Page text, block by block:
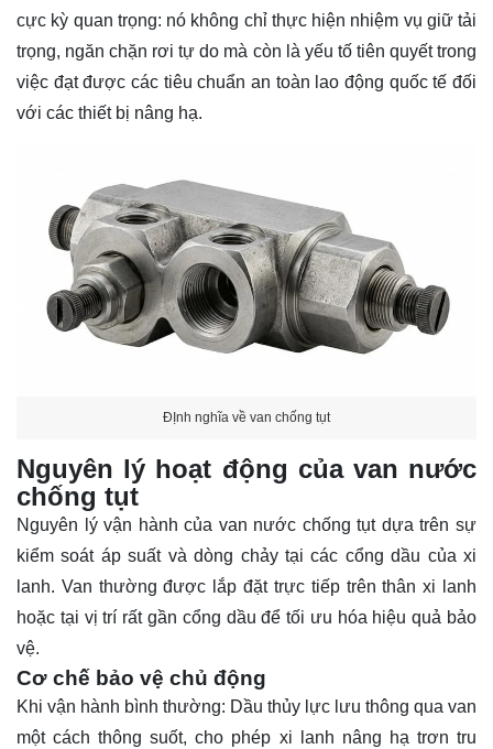
cực kỳ quan trọng: nó không chỉ thực hiện nhiệm vụ giữ tải
trọng, ngăn chặn rơi tự do mà còn là yếu tố tiên quyết trong
việc đạt được các tiêu chuẩn an toàn lao động quốc tế đối
với các thiết bị nâng hạ.
ĐỊnh nghĩa về van chống tụt
Nguyên lý hoạt động của van nước
chống tụt
Nguyên lý vận hành của van nước chống tụt dựa trên sự
kiểm soát áp suất và dòng chảy tại các cổng dầu của xi
lanh. Van thường được lắp đặt trực tiếp trên thân xi lanh
hoặc tại vị trí rất gần cổng dầu để tối ưu hóa hiệu quả bảo
vệ.
Cơ chế bảo vệ chủ động
Khi vận hành bình thường: Dầu thủy lực lưu thông qua van
một cách thông suốt, cho phép xi lanh nâng hạ trơn tru